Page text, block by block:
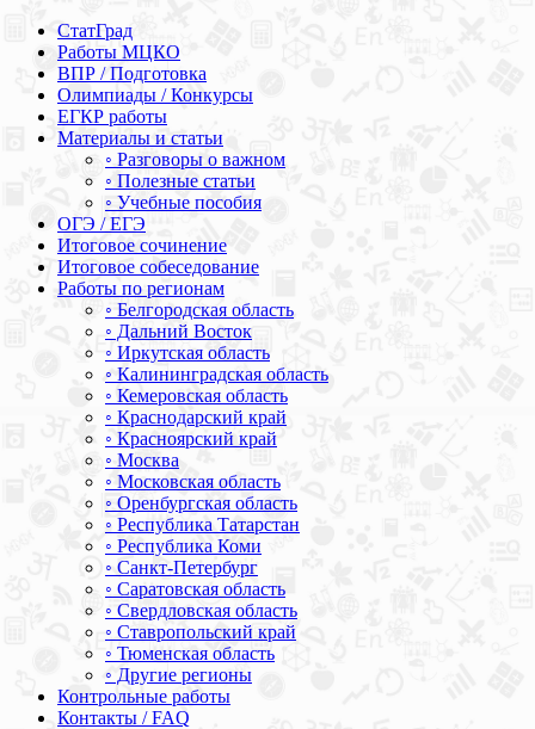
СтатГрад
Работы МЦКО
ВПР / Подготовка
Олимпиады / Конкурсы
ЕГКР работы
Материалы и статьи
◦ Разговоры о важном
◦ Полезные статьи
◦ Учебные пособия
ОГЭ / ЕГЭ
Итоговое сочинение
Итоговое собеседование
Работы по регионам
◦ Белгородская область
◦ Дальний Восток
◦ Иркутская область
◦ Калининградская область
◦ Кемеровская область
◦ Краснодарский край
◦ Красноярский край
◦ Москва
◦ Московская область
◦ Оренбургская область
◦ Республика Татарстан
◦ Республика Коми
◦ Санкт-Петербург
◦ Саратовская область
◦ Свердловская область
◦ Ставропольский край
◦ Тюменская область
◦ Другие регионы
Контрольные работы
Контакты / FAQ